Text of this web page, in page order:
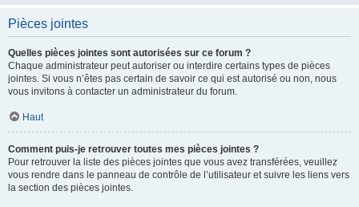
Pièces jointes
Quelles pièces jointes sont autorisées sur ce forum ?
Chaque administrateur peut autoriser ou interdire certains types de pièces
jointes. Si vous n’êtes pas certain de savoir ce qui est autorisé ou non, nous
vous invitons à contacter un administrateur du forum.
Haut
Comment puis-je retrouver toutes mes pièces jointes ?
Pour retrouver la liste des pièces jointes que vous avez transférées, veuillez
vous rendre dans le panneau de contrôle de l’utilisateur et suivre les liens vers
la section des pièces jointes.